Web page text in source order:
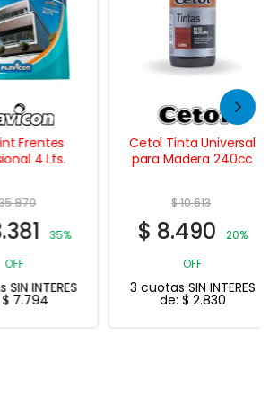
4 Lts.
35%
Cetol Tinta Universal
para Madera 240cc
10.613
8.490
20%
3 cuotas SIN INTERES
$2.830